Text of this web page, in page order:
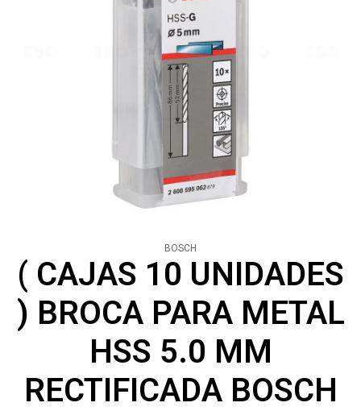
BOSCH
( CAJAS 10 UNIDADES
) BROCA PARA METAL
HSS 5.0 MM
RECTIFICADA BOSCH